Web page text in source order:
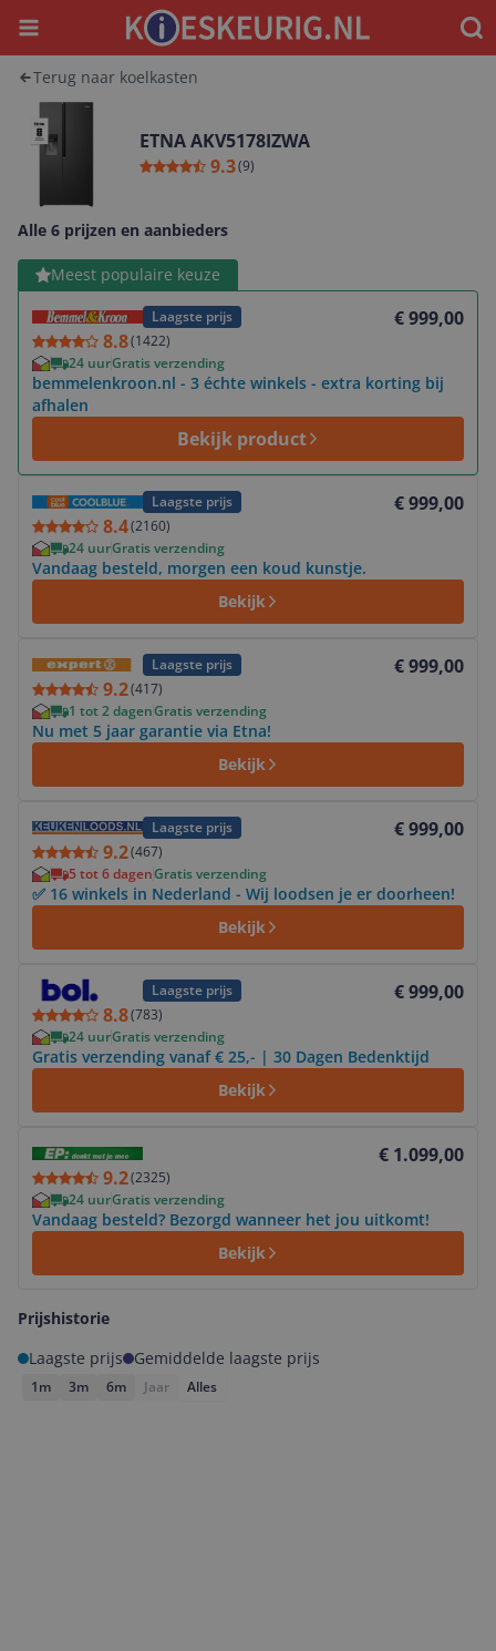
Menu
Terug naar koelkasten
ETNA AKV5178IZWA
9.3(9)
Alle 6 prijzen en aanbieders
Meest populaire keuze
Laagste prijs
8.8(1422)
€ 999,00
24 uurGratis verzending
bemmelenkroon.nl - 3 échte winkels - extra korting bij
afhalen
Bekijk product
Bekijk product
Laagste prijs
8.4(2160)
€ 999,00
24 uurGratis verzending
Vandaag besteld, morgen een koud kunstje.
Bekijk
Laagste prijs
9.2(417)
€ 999,00
1 tot 2 dagenGratis verzending
Nu met 5 jaar garantie via Etna!
Bekijk
Laagste prijs
9.2(467)
€ 999,00
5 tot 6 dagenGratis verzending
✅ 16 winkels in Nederland - Wij loodsen je er doorheen!
Bekijk
Laagste prijs
8.8(783)
€ 999,00
24 uurGratis verzending
Gratis verzending vanaf € 25,- | 30 Dagen Bedenktijd
Bekijk
Bekijk product
9.2(2325)
€ 1.099,00
24 uurGratis verzending
Vandaag besteld? Bezorgd wanneer het jou uitkomt!
Bekijk
Prijshistorie
Laagste prijs
Gemiddelde laagste prijs
1m 3m 6m Jaar Alles